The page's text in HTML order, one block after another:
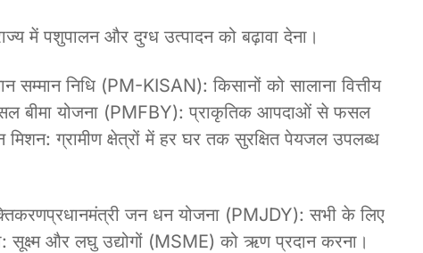
में पशुपालन और दुग्ध उत्पादन को बढ़ावा देना।
सम्मान निधि (PM-KISAN): किसानों को सालाना वित्तीय
बीमा योजना (PMFBY): प्राकृतिक आपदाओं से फसल
मिशन: ग्रामीण क्षेत्रों में हर घर तक सुरक्षित पेयजल उपलब्ध
जन धन योजना (PMJDY): सभी के लिए
सूक्ष्म और लघु उद्योगों (MSME) को ऋण प्रदान करना।